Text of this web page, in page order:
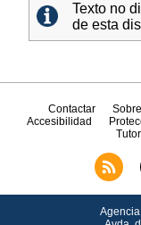
Texto no
de esta
Contactar
Accesibilidad